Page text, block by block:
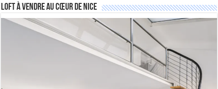
Loft à vendre au cœur de Nice